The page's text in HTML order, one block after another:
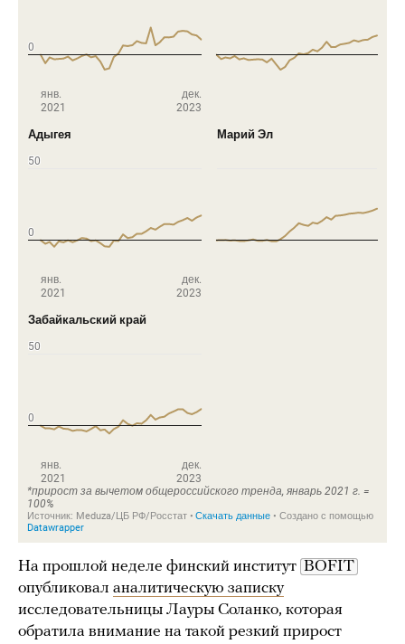
На прошлой неделе финский институт BOFIT
опубликовал аналитическую записку
исследовательницы Лауры Соланко, которая
обратила внимание на такой резкий прирост